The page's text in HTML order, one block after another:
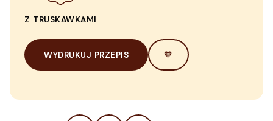
Z TRUSKAWKAMI
WYDRUKUJ PRZEPIS 🧡